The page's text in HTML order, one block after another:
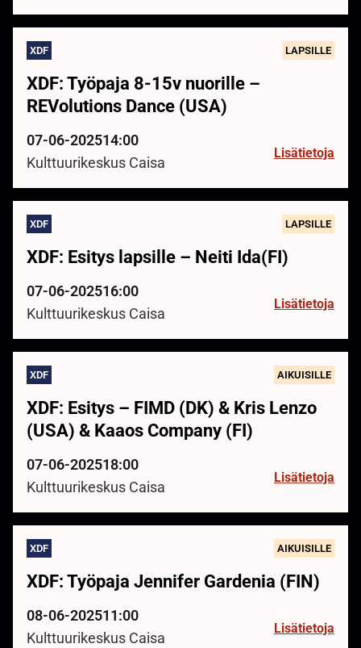
XDF LAPSILLE
XDF: Työpaja 8-15v nuorille –
REVolutions Dance (USA)
07-06-202514:00
Kulttuurikeskus Caisa
Lisätietoja
XDF LAPSILLE
XDF: Esitys lapsille – Neiti Ida(FI)
07-06-202516:00
Kulttuurikeskus Caisa
Lisätietoja
XDF AIKUISILLE
XDF: Esitys – FIMD (DK) & Kris Lenzo
(USA) & Kaaos Company (FI)
07-06-202518:00
Kulttuurikeskus Caisa
Lisätietoja
XDF AIKUISILLE
XDF: Työpaja Jennifer Gardenia (FIN)
08-06-202511:00
Kulttuurikeskus Caisa
Lisätietoja